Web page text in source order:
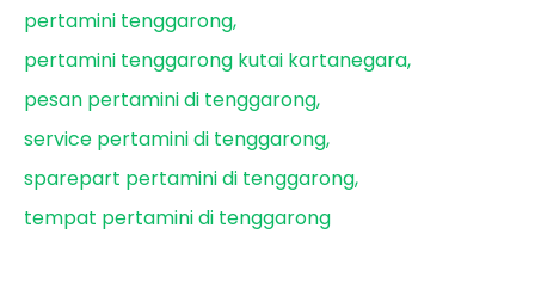
pertamini tenggarong
pertamini tenggarong kutai kartanegara
pesan pertamini di tenggarong
service pertamini di tenggarong
sparepart pertamini di tenggarong
tempat pertamini di tenggarong